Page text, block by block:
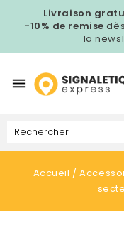
Livraison
-10% de remise
la

Accueil